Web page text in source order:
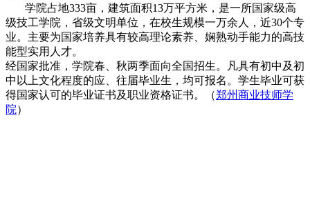
学院占地333亩，建筑面积13万平方米，是一所国家级高
级技工学院，省级文明单位，在校生规模一万余人，近30个专
业。主要为国家培养具有较高理论素养、娴熟动手能力的高技
能型实用人才。
经国家批准，学院春、秋两季面向全国招生。凡具有初中及初
中以上文化程度的应、往届毕业生，均可报名。学生毕业可获
得国家认可的毕业证书及职业资格证书。（郑州商业技师学
院）